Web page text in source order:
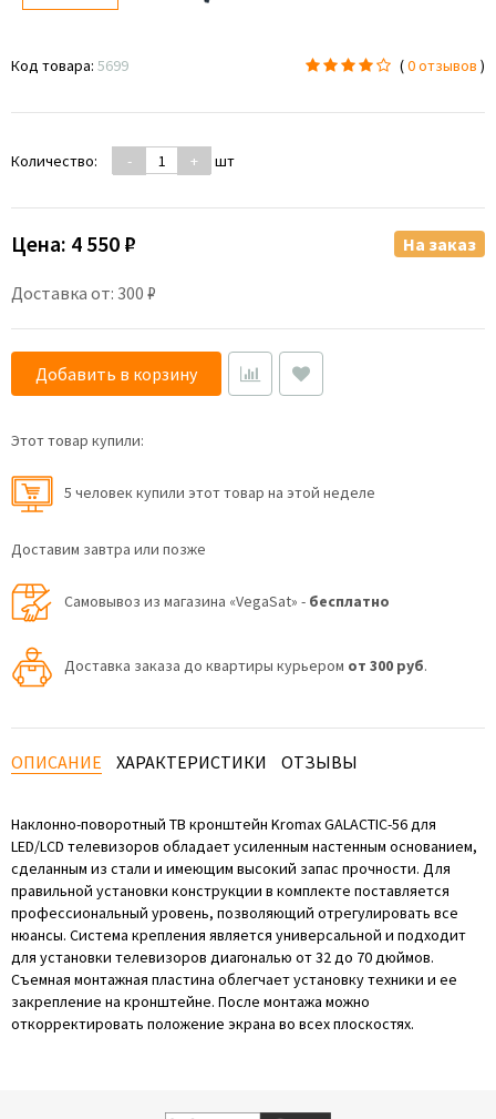
Код товара: 5699 (0 отзывов )
Количество: - + шт
Цена: 4 550 ₽
Доставка от: 300 ₽
На заказ
Добавить в корзину
Этот товар купили:
5 человек купили этот товар на этой неделе
Доставим завтра или позже
Самовывоз из магазина «VegaSat» - бесплатно
Доставка заказа до квартиры курьером от 300 руб.
ОПИСАНИЕ ХАРАКТЕРИСТИКИ ОТЗЫВЫ
Наклонно-поворотный ТВ кронштейн Kromax GALACTIC-56 для
LED/LCD телевизоров обладает усиленным настенным основанием,
сделанным из стали и имеющим высокий запас прочности. Для
правильной установки конструкции в комплекте поставляется
профессиональный уровень, позволяющий отрегулировать все
нюансы. Система крепления является универсальной и подходит
для установки телевизоров диагональю от 32 до 70 дюймов.
Съемная монтажная пластина облегчает установку техники и ее
закрепление на кронштейне. После монтажа можно
откорректировать положение экрана во всех плоскостях.